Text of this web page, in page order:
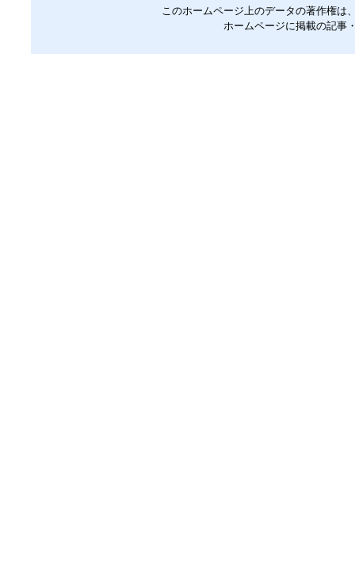
このホームページ上のデータの著作権は
ホームページに掲載の記事